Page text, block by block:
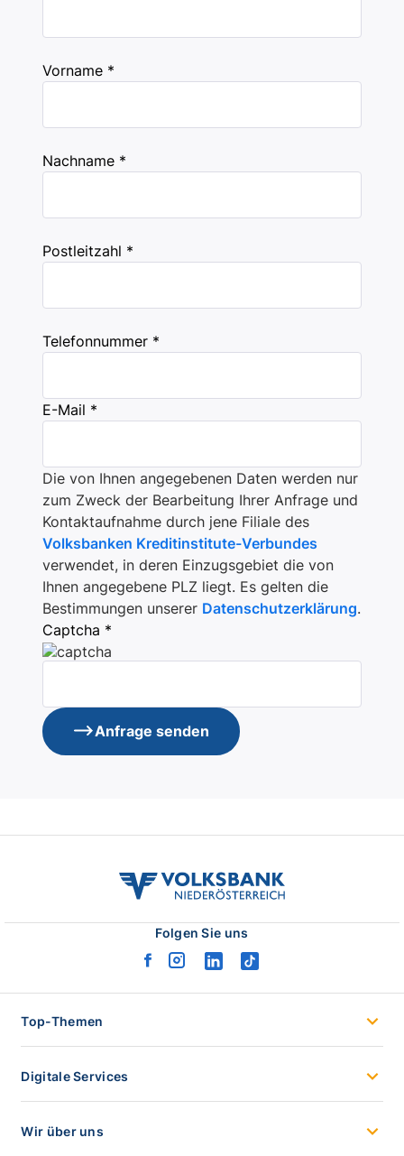
Vorname *
Nachname *
Postleitzahl *
Telefonnummer *
E-Mail *
Die von Ihnen angegebenen Daten werden nur
zum Zweck der Bearbeitung Ihrer Anfrage und
Kontaktaufnahme durch jene Filiale des
Volksbanken Kreditinstitute-Verbundes
verwendet, in deren Einzugsgebiet die von
Ihnen angegebene PLZ liegt. Es gelten die
Bestimmungen unserer Datenschutzerklärung.
Captcha *
Anfrage senden
volksbank
noe
Folgen Sie uns
facebook
instagram
linkedintiktok
Top-Themen
Digitale Services
Wir über uns